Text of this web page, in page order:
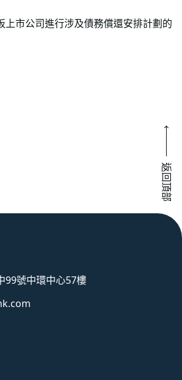
上市公司進行涉及債務償還安排計劃的
返回頂部
99號中環中心57樓